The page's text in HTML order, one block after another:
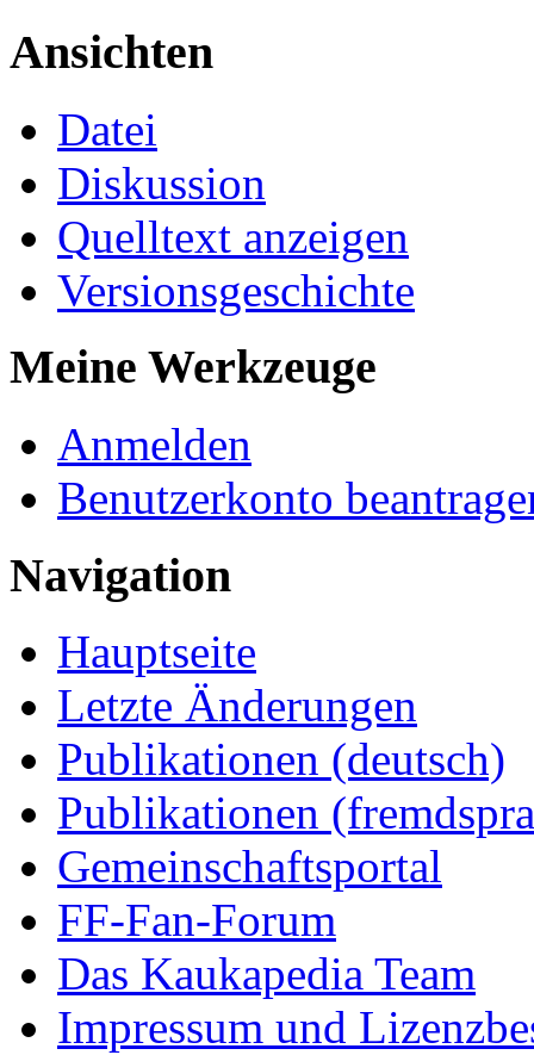
Ansichten
Datei
Diskussion
Quelltext anzeigen
Versionsgeschichte
Meine Werkzeuge
Anmelden
Benutzerkonto
Navigation
Hauptseite
Letzte Änderungen
Publikationen (deutsch)
Publikationen
Gemeinschaftsportal
FF-Fan-Forum
Das Kaukapedia Team
Impressum und